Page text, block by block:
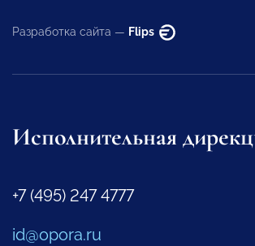
Разработка сайта — Flips
Исполнительная
+7 (495) 247 4777
id@opora.ru